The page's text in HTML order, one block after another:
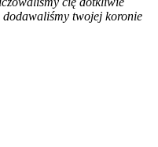
dodawaliśmy twojej koronie